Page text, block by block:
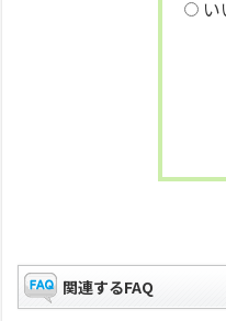
関連するFAQ